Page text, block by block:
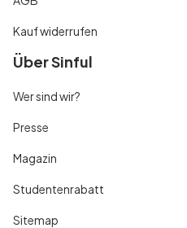
Kauf widerrufen
Über Sinful
Wer sind wir?
Presse
Magazin
Studentenrabatt
Sitemap